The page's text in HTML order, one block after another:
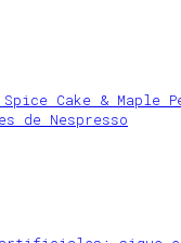
Spice Cake & Maple
de Nespresso